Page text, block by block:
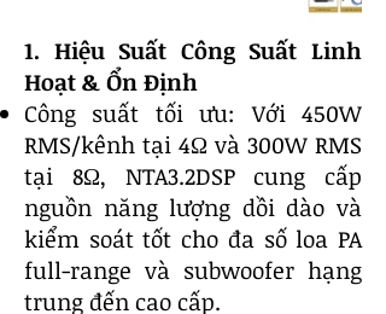
1. Hiệu Suất Công Suất Linh
Hoạt & Ổn Định
Công suất tối ưu: Với 450W
RMS/kênh tại 4Ω và 300W RMS
tại 8Ω, NTA3.2DSP cung cấp
nguồn năng lượng dồi dào và
kiểm soát tốt cho đa số loa PA
full-range và subwoofer hạng
trung đến cao cấp.